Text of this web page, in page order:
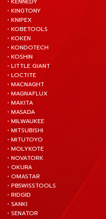
• KINGTONY
• KNIPEX
• KOBETOOLS
• KOKEN
• KONDOTECH
• KOSHIN
• LITTLE GIANT
• LOCTITE
• MACNAGHT
• MAGNAFLUX
• MAKITA
• MASADA
• MILWAUKEE
• MITSUBISHI
• MITUTOYO
• MOLYKOTE
• NOVATORK
• OKURA
• OMASTAR
• PBSWISSTOOLS
• RIDGID
• SANKI
• SENATOR